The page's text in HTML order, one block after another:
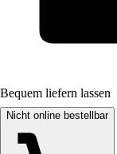
Bequem liefern lassen
Nicht online bestellbar